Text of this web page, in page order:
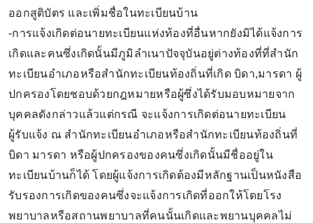
ออกสูติบัตร และเพิ่มชื่อในทะเบียนบ้าน
-การแจ้งเกิดต่อนายทะเบียนแห่งท้องที่อื่นหากยังมิได้แจ้งการ
เกิดและคนซึ่งเกิดนั้นมีภูมิลำเนาปัจจุบันอยู่ต่างท้องที่ที่สำนัก
ทะเบียนอำเภอหรือสำนักทะเบียนท้องถิ่นที่เกิด บิดา,มารดา ผู้
ปกครองโดยชอบด้วยกฎหมายหรือผู้ซึ่งได้รับมอบหมายจาก
บุคคลดังกล่าวแล้วแต่กรณี จะแจ้งการเกิดต่อนายทะเบียน
ผู้รับแจ้ง ณ สำนักทะเบียนอำเภอหรือสำนักทะเบียนท้องถิ่นที่
บิดา มารดา หรือผู้ปกครองของคนซึ่งเกิดนั้นมีชื่ออยู่ใน
ทะเบียนบ้านก็ได้ โดยผู้แจ้งการเกิดต้องมีหลักฐานเป็นหนังสือ
รับรองการเกิดของคนซึ่งจะแจ้งการเกิดที่ออกให้โดยโรง
พยาบาลหรือสถานพยาบาลที่คนนั้นเกิดและพยานบุคคลไม่